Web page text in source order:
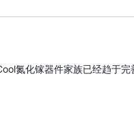
氮化镓器件家族已经趋于完